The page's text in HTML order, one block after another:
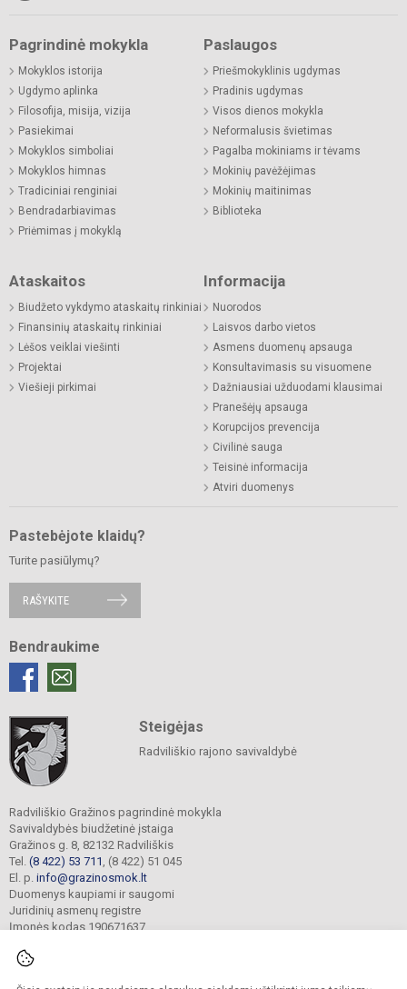
Pagrindinė mokykla
Mokyklos istorija
Ugdymo aplinka
Filosofija, misija, vizija
Pasiekimai
Mokyklos simboliai
Mokyklos himnas
Tradiciniai renginiai
Bendradarbiavimas
Priėmimas į mokyklą
Paslaugos
Priešmokyklinis ugdymas
Pradinis ugdymas
Visos dienos mokykla
Neformalusis švietimas
Pagalba mokiniams ir tėvams
Mokinių pavėžėjimas
Mokinių maitinimas
Biblioteka
Ataskaitos
Biudžeto vykdymo ataskaitų rinkiniai
Finansinių ataskaitų rinkiniai
Lėšos veiklai viešinti
Projektai
Viešieji pirkimai
Informacija
Nuorodos
Laisvos darbo vietos
Asmens duomenų apsauga
Konsultavimasis su visuomene
Dažniausiai užduodami klausimai
Pranešėjų apsauga
Korupcijos prevencija
Civilinė sauga
Teisinė informacija
Atviri duomenys
Pastebėjote klaidų?
Turite pasiūlymų?
RAŠYKITE
Bendraukime
Steigėjas
Radviliškio rajono savivaldybė
Radviliškio Gražinos pagrindinė mokykla
Savivaldybės biudžetinė įstaiga
Gražinos g. 8, 82132 Radviliškis
Tel. (8 422) 53 711 , (8 422) 51 045
El. p. info@grazinosmok.lt
Duomenys kaupiami ir saugomi
Juridinių asmenų registre
Įmonės kodas 190671637